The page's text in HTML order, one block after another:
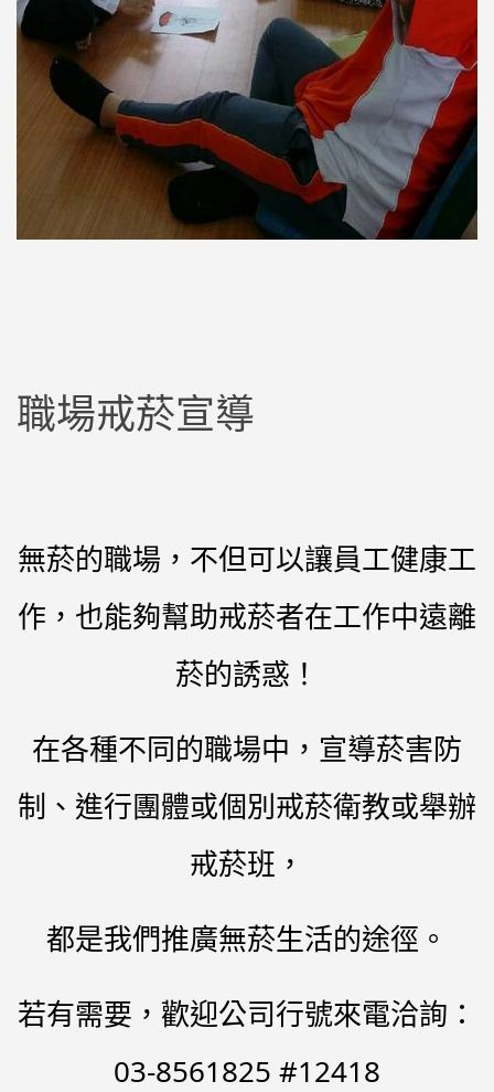
職場戒菸宣導
無菸的職場，不但可以讓員工健康工
作，也能夠幫助戒菸者在工作中遠離
菸的誘惑！
在各種不同的職場中，宣導菸害防
制、進行團體或個別戒菸衛教或舉辦
戒菸班，
都是我們推廣無菸生活的途徑。
若有需要，歡迎公司行號來電洽詢：
03-8561825 #12418